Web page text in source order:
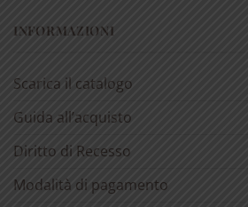
INFORMAZIONI
Scarica il catalogo
Guida all’acquisto
Diritto di Recesso
Modalità di pagamento